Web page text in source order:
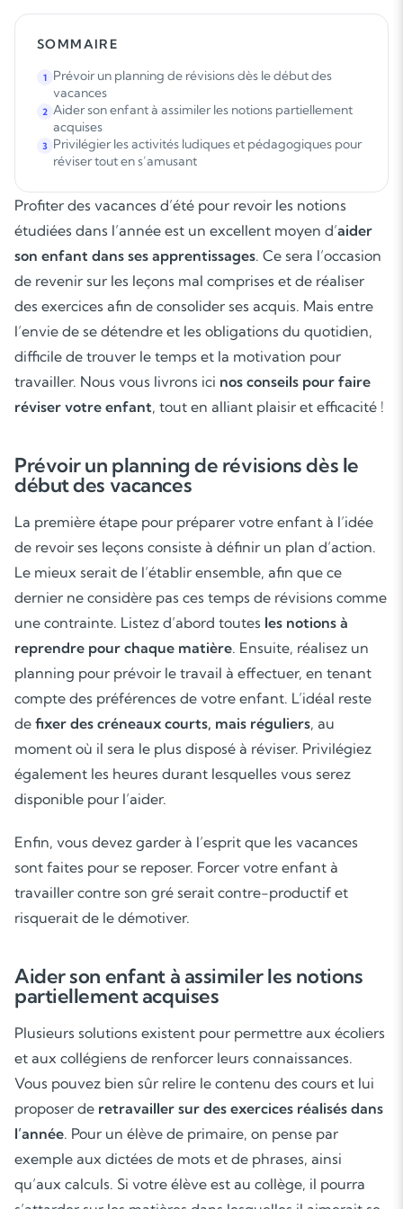
SOMMAIRE
1
Prévoir un planning de révisions dès le début des
vacances
2 Aider son enfant à assimiler les notions partiellement
acquises
3 Privilégier les activités ludiques et pédagogiques pour
réviser tout en s’amusant
Profiter des vacances d’été pour revoir les notions
étudiées dans l’année est un excellent moyen d’aider
son enfant dans ses apprentissages. Ce sera l’occasion
de revenir sur les leçons mal comprises et de réaliser
des exercices afin de consolider ses acquis. Mais entre
l’envie de se détendre et les obligations du quotidien,
difficile de trouver le temps et la motivation pour
travailler. Nous vous livrons ici nos conseils pour faire
réviser votre enfant, tout en alliant plaisir et efficacité !
Prévoir un planning de révisions dès le
début des vacances
La première étape pour préparer votre enfant à l’idée
de revoir ses leçons consiste à définir un plan d’action.
Le mieux serait de l’établir ensemble, afin que ce
dernier ne considère pas ces temps de révisions comme
une contrainte. Listez d’abord toutes les notions à
reprendre pour chaque matière. Ensuite, réalisez un
planning pour prévoir le travail à effectuer, en tenant
compte des préférences de votre enfant. L’idéal reste
de fixer des créneaux courts, mais réguliers, au
moment où il sera le plus disposé à réviser. Privilégiez
également les heures durant lesquelles vous serez
disponible pour l’aider.
Enfin, vous devez garder à l’esprit que les vacances
sont faites pour se reposer. Forcer votre enfant à
travailler contre son gré serait contre-productif et
risquerait de le démotiver.
Aider son enfant à assimiler les notions
partiellement acquises
Plusieurs solutions existent pour permettre aux écoliers
et aux collégiens de renforcer leurs connaissances.
Vous pouvez bien sûr relire le contenu des cours et lui
proposer de retravailler sur des exercices réalisés dans
l’année. Pour un élève de primaire, on pense par
exemple aux dictées de mots et de phrases, ainsi
qu’aux calculs. Si votre élève est au collège, il pourra